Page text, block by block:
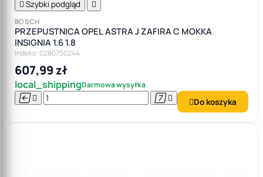
 Szybki podgląd 
BOSCH
PRZEPUSTNICA OPEL ASTRA J ZAFIRA C MOKKA
INSIGNIA 1.6 1.8
Indeks: 0280750244
607,99 zł
local_shippingDarmowa wysyłka
    Do koszyka